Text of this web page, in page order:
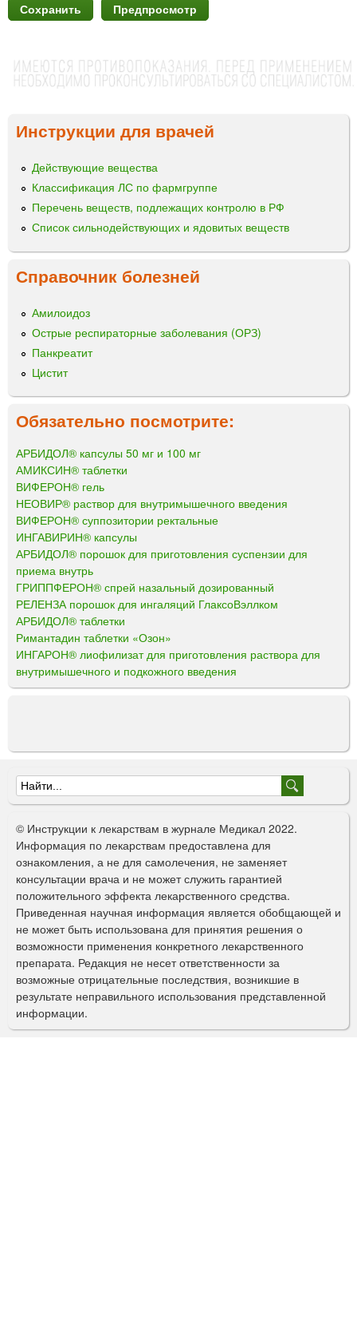
Инструкции для врачей
Действующие вещества
Классификация ЛС по фармгруппе
Перечень веществ, подлежащих контролю в РФ
Список сильнодействующих и ядовитых веществ
Справочник болезней
Амилоидоз
Острые респираторные заболевания (ОРЗ)
Панкреатит
Цистит
Обязательно посмотрите:
АРБИДОЛ® капсулы 50 мг и 100 мг
АМИКСИН® таблетки
ВИФЕРОН® гель
НЕОВИР® раствор для внутримышечного введения
ВИФЕРОН® суппозитории ректальные
ИНГАВИРИН® капсулы
АРБИДОЛ® порошок для приготовления суспензии для
приема внутрь
ГРИППФЕРОН® спрей назальный дозированный
РЕЛЕНЗА порошок для ингаляций ГлаксоВэллком
АРБИДОЛ® таблетки
Римантадин таблетки «Озон»
ИНГАРОН® лиофилизат для приготовления раствора для
внутримышечного и подкожного введения
Ф
о
р
м
а
п
о
и
с
к
© Инструкции к лекарствам в журнале Медикал 2022.
Информация по лекарствам предоставлена для
ознакомления, а не для самолечения, не заменяет
консультации врача и не может служить гарантией
положительного эффекта лекарственного средства.
Приведенная научная информация является обобщающей и
не может быть использована для принятия решения о
возможности применения конкретного лекарственного
препарата. Редакция не несет ответственности за
возможные отрицательные последствия, возникшие в
результате неправильного использования представленной
информации.